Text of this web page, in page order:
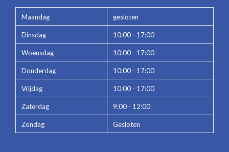
Maandag gesloten
Dinsdag 10:00 - 17:00
Woensdag 10:00 - 17:00
Donderdag 10:00 - 17:00
Vrijdag 10:00 - 17:00
Zaterdag 9:00 - 12:00
Zondag Gesloten